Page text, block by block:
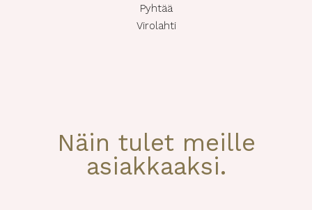
Pyhtää
Virolahti
Näin tulet meille
asiakkaaksi.